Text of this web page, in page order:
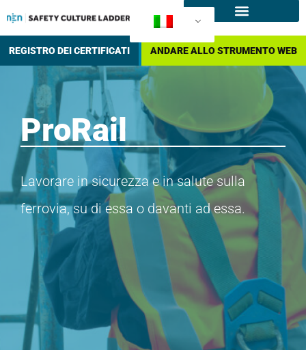
REGISTRO DEI CERTIFICATI ANDARE ALLO STRUMENTO WEB
ProRail
Lavorare in sicurezza e in salute sulla
ferrovia, su di essa o davanti ad essa.